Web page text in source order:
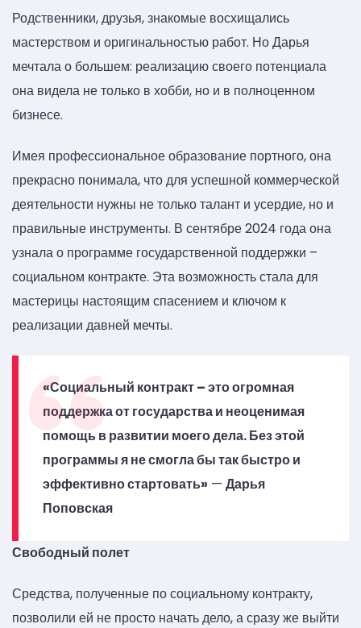
Родственники, друзья, знакомые восхищались
мастерством и оригинальностью работ. Но Дарья
мечтала о большем: реализацию своего потенциала
она видела не только в хобби, но и в полноценном
бизнесе.
Имея профессиональное образование портного, она
прекрасно понимала, что для успешной коммерческой
деятельности нужны не только талант и усердие, но и
правильные инструменты. В сентябре 2024 года она
узнала о программе государственной поддержки –
социальном контракте. Эта возможность стала для
мастерицы настоящим спасением и ключом к
реализации давней мечты.
«Социальный контракт – это огромная
поддержка от государства и неоценимая
помощь в развитии моего дела. Без этой
программы я не смогла бы так быстро и
эффективно стартовать» — Дарья
Поповская
Свободный полет
Средства, полученные по социальному контракту,
позволили ей не просто начать дело, а сразу же выйти